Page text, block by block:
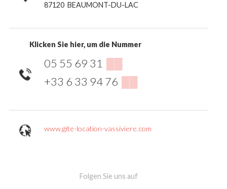
87120 BEAUMONT-DU-LAC
Klicken Sie hier, um die Nummer
05 55 69 31 ▒▒
+33 6 33 94 76 ▒▒
www.gite-location-vassiviere.com
Folgen Sie uns auf